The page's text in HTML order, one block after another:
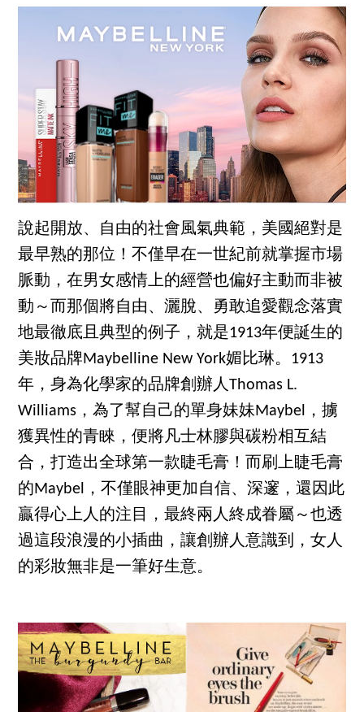
說起開放、自由的社會風氣典範，美國絕對是
最早熟的那位！不僅早在一世紀前就掌握市場
脈動，在男女感情上的經營也偏好主動而非被
動～而那個將自由、灑脫、勇敢追愛觀念落實
地最徹底且典型的例子，就是1913年便誕生的
美妝品牌Maybelline New York媚比琳。1913
年，身為化學家的品牌創辦人Thomas L.
Williams，為了幫自己的單身妹妹Maybel，擄
獲異性的青睞，便將凡士林膠與碳粉相互結
合，打造出全球第一款睫毛膏！而刷上睫毛膏
的Maybel，不僅眼神更加自信、深邃，還因此
贏得心上人的注目，最終兩人終成眷屬～也透
過這段浪漫的小插曲，讓創辦人意識到，女人
的彩妝無非是一筆好生意。